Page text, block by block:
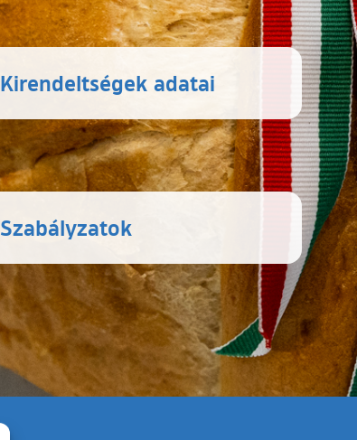
Kirendeltségek adatai
Szabályzatok